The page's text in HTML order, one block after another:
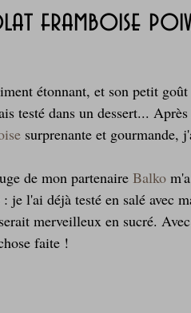
Desserts - glaces - pâtisserie
Garden Party - buffet - Verrines
barbecues et plancha
framboise
étonnant, et son petit
testé dans un dessert...
surprenante et gourmande,
de mon partenaire Balko
je l'ai déjà testé en salé avec
merveilleux en sucré.
faite !